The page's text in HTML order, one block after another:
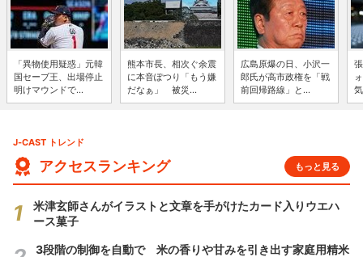
「異物使用疑惑」元韓
国セーブ王、出場停止
明けマウンドで...
熊本市長、相次ぐ余震
に本音ぽつり「もう嫌
だなぁ」 被災...
広島原爆の日、小沢一
郎氏が高市政権を「戦
前回帰路線」と...
J-CAST トレンド
アクセスランキング もっと見る
米津玄師さんがイラストと文章を手がけたカード入りウエハ
ース菓子
3段階の制御を自動で 米の香りや甘みを引き出す家庭用精米